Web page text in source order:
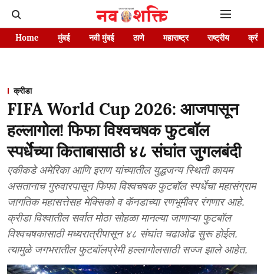
Home मुंबई नवी मुंबई ठाणे महाराष्ट्र राष्ट्रीय
क्रीडा
FIFA World Cup 2026: आजपासून
हल्लागोल! फिफा विश्वचषक फुटबॉल
स्पर्धेच्या किताबासाठी ४८ संघांत जुगलबंदी
एकीकडे अमेरिका आणि इराण यांच्यातील युद्धजन्य स्थिती कायम
असतानाच गुरुवारपासून फिफा विश्वचषक फुटबॉल स्पर्धेचा महासंग्राम
जागतिक महासत्तेसह मेक्सिको व कॅनडाच्या रणभूमीवर रंगणार आहे.
क्रीडा विश्वातील सर्वात मोठा सोहळा मानल्या जाणाऱ्या फुटबॉल
विश्वचषकासाठी मध्यरात्रीपासून ४८ संघांत चढाओढ सुरू होईल.
त्यामुळे जगभरातील फुटबॉलप्रेमी हल्लागोलसाठी सज्ज झाले आहेत.